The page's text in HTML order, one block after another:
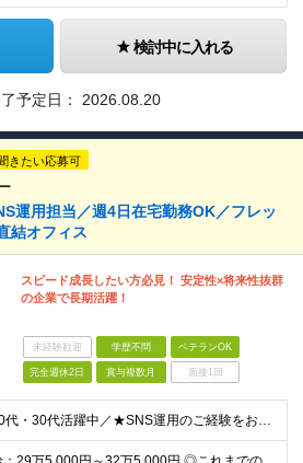
検討中に入れる
予定日： 2026.08.20
きたい応募可
運用担当／週4日在宅勤務OK／フレッ
結オフィス
スピード成長したい方必見！ 安定性×将来性抜群
の企業で長期活躍！
未経験歓迎 学歴不問 ベテランOK
完全週休2日 賞与複数月 面接1回
＼20代・30代活躍中／★SNS運用のご経験をお持ちの方は必見！あなたの挑戦を当社は歓迎します！ 【必須条件】 ◎SNSの運用経験（年数は不問です！） ★こんな志向の方にピッタリ ・チーム内外問わ